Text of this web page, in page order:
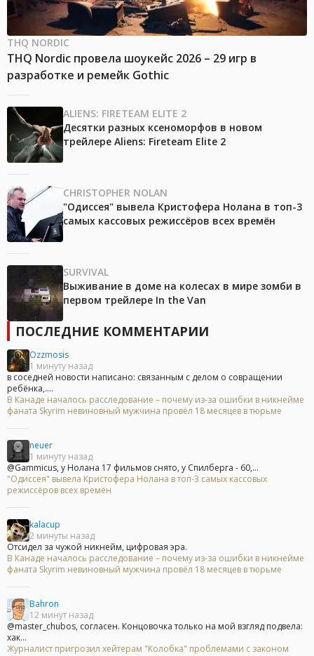
THQ NORDIC
THQ Nordic провела шоукейс 2026 – 29 игр в
разработке и ремейк Gothic
ALIENS: FIRETEAM ELITE 2
Десятки разных ксеноморфов в новом
трейлере Aliens: Fireteam Elite 2
CHRISTOPHER NOLAN
"Одиссея" вывела Кристофера Нолана в топ-3
самых кассовых режиссёров всех времён
SURVIVAL
Выживание в доме на колесах в мире зомби в
первом трейлере In the Van
ПОСЛЕДНИЕ КОММЕНТАРИИ
Ozzmosis
1 минуту назад
в соседней новости написано: связанным с делом о совращении
ребёнка,....
В Канаде началось расследование – почему из-за ошибки в никнейме
фаната Skyrim невиновный мужчина провёл 18 месяцев в тюрьме
neuer
1 минуту назад
@Gammicus, у Нолана 17 фильмов снято, у Спилберга - 60,...
"Одиссея" вывела Кристофера Нолана в топ-3 самых кассовых
режиссёров всех времён
kalacup
2 минуты назад
Отсидел за чужой никнейм, цифровая эра.
В Канаде началось расследование – почему из-за ошибки в никнейме
фаната Skyrim невиновный мужчина провёл 18 месяцев в тюрьме
Bahron
12 минут назад
@master_chubos, согласен. Концовочка только на мой взгляд подвела:
хак...
Журналист пригрозил хейтерам "Колобка" проблемами с законом